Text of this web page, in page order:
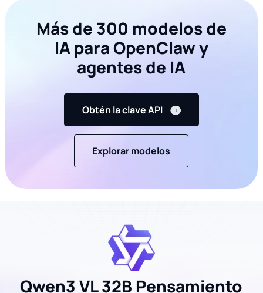
Más de 300 modelos de
IA para OpenClaw y
agentes de IA
Obtén la clave API
Explorar modelos
Qwen3 VL 32B Pensamiento